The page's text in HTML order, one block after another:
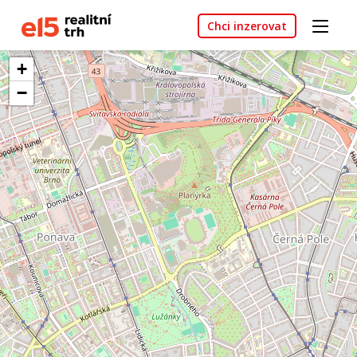
Chci inzerovat
+
−